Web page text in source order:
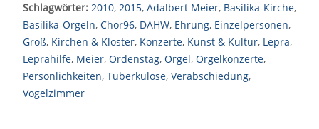
Schlagwörter: 2010, 2015, Adalbert Meier, Basilika-Kirche,
Basilika-Orgeln, Chor96, DAHW, Ehrung, Einzelpersonen,
Groß, Kirchen & Kloster, Konzerte, Kunst & Kultur, Lepra,
Leprahilfe, Meier, Ordenstag, Orgel, Orgelkonzerte,
Persönlichkeiten, Tuberkulose, Verabschiedung,
Vogelzimmer